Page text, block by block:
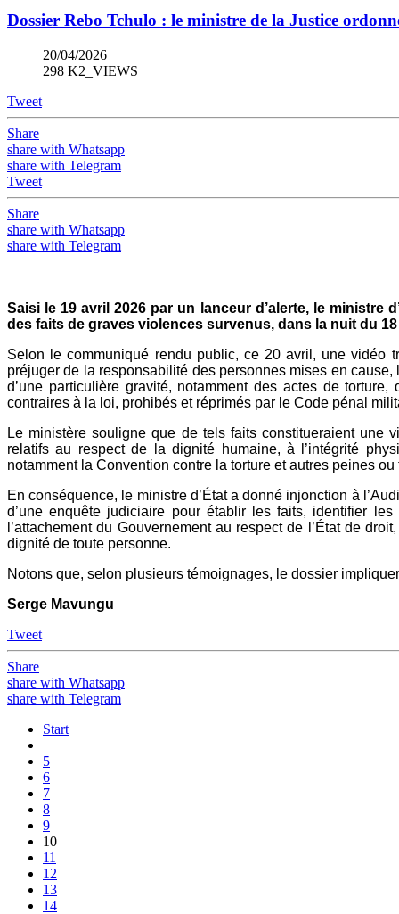
Dossier Rebo Tchulo : le ministre de la Justice
20/04/2026
298 K2_VIEWS
Tweet
Share
share with Whatsapp
share with Telegram
Tweet
Share
share with Whatsapp
share with Telegram
Saisi le 19 avril 2026 par un lanceur d’alerte, le ministre
des faits de graves violences survenus, dans la nuit du
Selon le communiqué rendu public, ce 20 avril, une vidéo
préjuger de la responsabilité des personnes mises en
d’une particulière gravité, notamment des actes de
contraires à la loi, prohibés et réprimés par le Code pénal
Le ministère souligne que de tels faits constitueraient une
relatifs au respect de la dignité humaine, à l’intégrité
notamment la Convention contre la torture et autres peines
En conséquence, le ministre d’État a donné injonction à
d’une enquête judiciaire pour établir les faits, identifier
l’attachement du Gouvernement au respect de l’État de
dignité de toute personne.
Notons que, selon plusieurs témoignages, le dossier
Serge Mavungu
Tweet
Share
share with Whatsapp
share with Telegram
Start
5
6
7
8
9
10
11
12
13
14